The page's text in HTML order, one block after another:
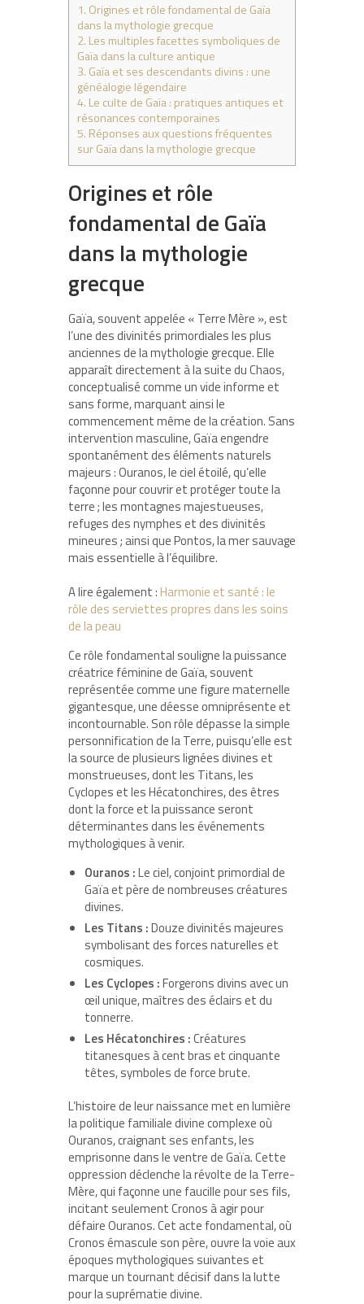
1. Origines et rôle fondamental de Gaïa
dans la mythologie grecque
2. Les multiples facettes symboliques de
Gaïa dans la culture antique
3. Gaïa et ses descendants divins : une
généalogie légendaire
4. Le culte de Gaïa : pratiques antiques et
résonances contemporaines
5. Réponses aux questions fréquentes
sur Gaïa dans la mythologie grecque
Origines et rôle
fondamental de Gaïa
dans la mythologie
grecque
Gaïa, souvent appelée « Terre Mère », est
l’une des divinités primordiales les plus
anciennes de la mythologie grecque. Elle
apparaît directement à la suite du Chaos,
conceptualisé comme un vide informe et
sans forme, marquant ainsi le
commencement même de la création. Sans
intervention masculine, Gaïa engendre
spontanément des éléments naturels
majeurs : Ouranos, le ciel étoilé, qu’elle
façonne pour couvrir et protéger toute la
terre ; les montagnes majestueuses,
refuges des nymphes et des divinités
mineures ; ainsi que Pontos, la mer sauvage
mais essentielle à l’équilibre.
A lire également : Harmonie et santé : le
rôle des serviettes propres dans les soins
de la peau
Ce rôle fondamental souligne la puissance
créatrice féminine de Gaïa, souvent
représentée comme une figure maternelle
gigantesque, une déesse omniprésente et
incontournable. Son rôle dépasse la simple
personnification de la Terre, puisqu’elle est
la source de plusieurs lignées divines et
monstrueuses, dont les Titans, les
Cyclopes et les Hécatonchires, des êtres
dont la force et la puissance seront
déterminantes dans les événements
mythologiques à venir.
Ouranos :Le ciel, conjoint primordial de
Gaïa et père de nombreuses créatures
divines.
Les Titans :Douze divinités majeures
symbolisant des forces naturelles et
cosmiques.
Les Cyclopes :Forgerons divins avec un
œil unique, maîtres des éclairs et du
tonnerre.
Les Hécatonchires :Créatures
titanesques à cent bras et cinquante
têtes, symboles de force brute.
L’histoire de leur naissance met en lumière
la politique familiale divine complexe où
Ouranos, craignant ses enfants, les
emprisonne dans le ventre de Gaïa. Cette
oppression déclenche la révolte de la Terre-
Mère, qui façonne une faucille pour ses fils,
incitant seulement Cronos à agir pour
défaire Ouranos. Cet acte fondamental, où
Cronos émascule son père, ouvre la voie aux
époques mythologiques suivantes et
marque un tournant décisif dans la lutte
pour la suprématie divine.